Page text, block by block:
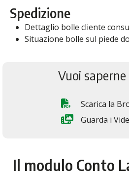
Spedizione
Dettaglio bolle cliente
Situazione bolle sul piede
Vuoi
Scarica la
Guarda i
Il modulo Conto